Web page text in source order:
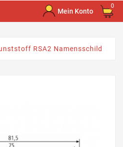
Mein Konto
0
RSA2 Namensschild